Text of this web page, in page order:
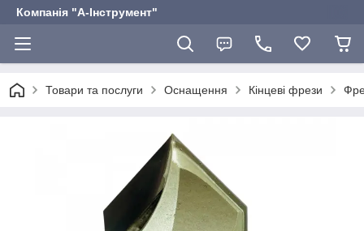
Компанія "А-Інструмент"
Товари та послуги Оснащення Кінцеві фрези